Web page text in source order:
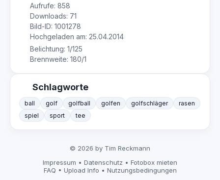
Aufrufe: 858
Downloads: 71
Bild-ID: 1001278
Hochgeladen am: 25.04.2014
Belichtung: 1/125
Brennweite: 180/1
Schlagworte
ball golf golfball golfen golfschläger
rasen
spiel
sport tee
© 2026 by Tim Reckmann
Impressum • Datenschutz • Fotobox mieten
FAQ • Upload Info • Nutzungsbedingungen